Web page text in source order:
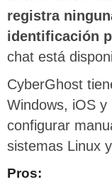
registra
identificación
chat está
CyberGhost
Windows, iOS
configurar
sistemas Linux
Pros: